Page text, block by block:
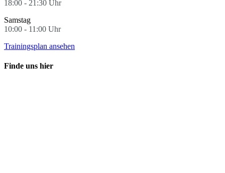
18:00 - 21:30 Uhr
Samstag
10:00 - 11:00 Uhr
Trainingsplan ansehen
Finde uns hier